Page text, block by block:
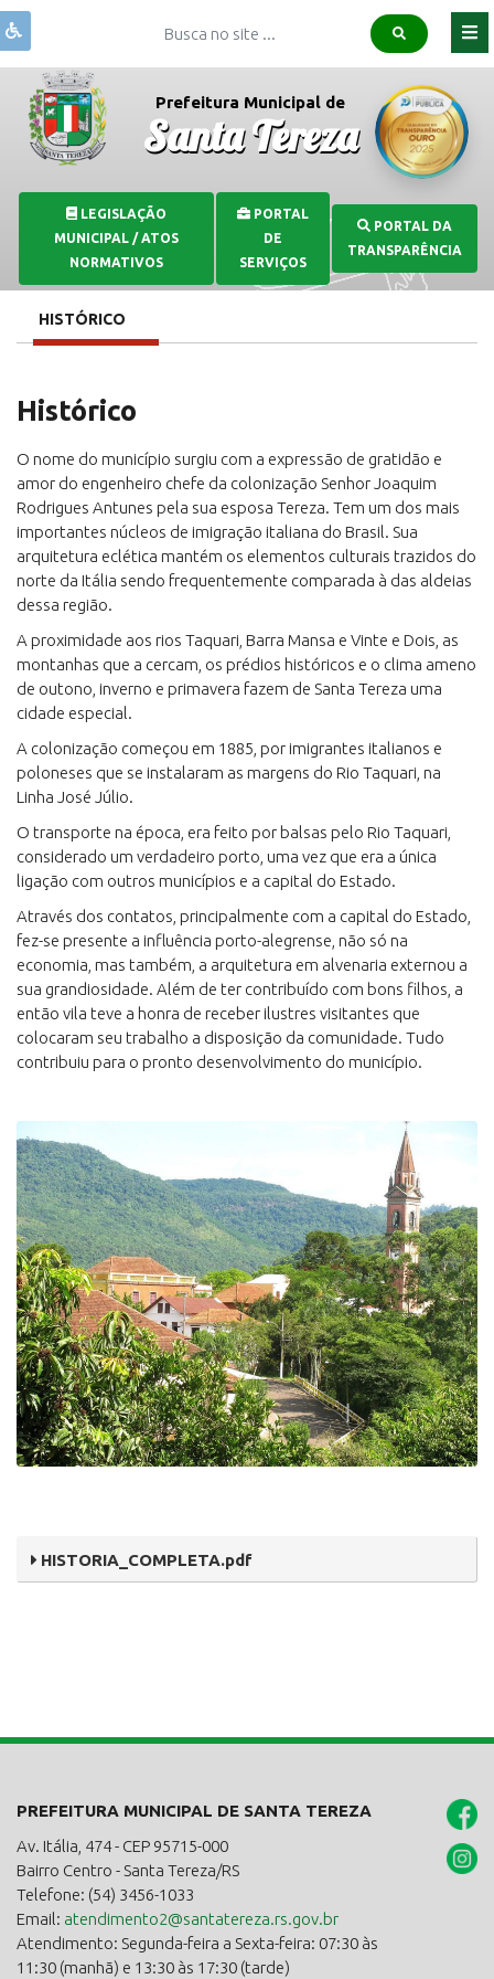
Prefeitura Municipal de
Santa Tereza
LEGISLAÇÃO
MUNICIPAL / ATOS
NORMATIVOS
PORTAL
DE
SERVIÇOS
PORTAL DA
TRANSPARÊNCIA
Institucional
Governo
Publicações
Comunicação
HISTÓRICO
Histórico
O nome do município surgiu com a expressão de gratidão e
amor do engenheiro chefe da colonização Senhor Joaquim
Rodrigues Antunes pela sua esposa Tereza. Tem um dos mais
importantes núcleos de imigração italiana do Brasil. Sua
arquitetura eclética mantém os elementos culturais trazidos do
norte da Itália sendo frequentemente comparada à das aldeias
dessa região.
A proximidade aos rios Taquari, Barra Mansa e Vinte e Dois, as
montanhas que a cercam, os prédios históricos e o clima ameno
de outono, inverno e primavera fazem de Santa Tereza uma
cidade especial.
A colonização começou em 1885, por imigrantes italianos e
poloneses que se instalaram as margens do Rio Taquari, na
Linha José Júlio.
O transporte na época, era feito por balsas pelo Rio Taquari,
considerado um verdadeiro porto, uma vez que era a única
ligação com outros municípios e a capital do Estado.
Através dos contatos, principalmente com a capital do Estado,
fez-se presente a influência porto-alegrense, não só na
economia, mas também, a arquitetura em alvenaria externou a
sua grandiosidade. Além de ter contribuído com bons filhos, a
então vila teve a honra de receber ilustres visitantes que
colocaram seu trabalho a disposição da comunidade. Tudo
contribuiu para o pronto desenvolvimento do município.
HISTORIA_COMPLETA.pdf
PREFEITURA MUNICIPAL DE SANTA TEREZA
Av. Itália, 474 - CEP 95715-000
Bairro Centro - Santa Tereza/RS
Telefone: (54) 3456-1033
Email: atendimento2@santatereza.rs.gov.br
Atendimento: Segunda-feira a Sexta-feira: 07:30 às
11:30 (manhã) e 13:30 às 17:30 (tarde)